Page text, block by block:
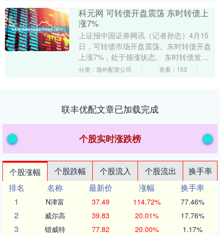
科元网 可转债开盘震荡 东时转债上
涨7%
上证报中国证券网讯（记者孙忠）4月15
日，可转债市场开盘震荡。东时转债开盘
上涨7%，处于领涨状态。 东时转债发行
人ST东时29年来在机动车驾驶人培训行业
分类：场外配资公司 查看：153
联丰优配文章已加载完成
个股实时涨跌榜
个股涨幅 个股跌幅 个股流入 个股流出
换手率
排名
名称 最新价 涨幅
换手率
1
N津富 37.49 114.72% 77.46%
2 威尔高 39.83 20.01% 17.76%
3 锴威特 77.82 20.00% 1.17%